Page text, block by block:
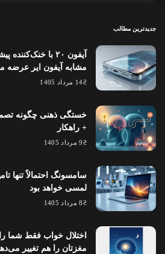
جدیدترین مطالب
آیفون ۲۰ با
مشابه آیفون ایر عرضه
14 مرداد 1405
خستگی ذهنی چگونه
+ راهکار
9 مرداد 1405
سامسونگ احتمالاً تنها
لمسی خواهد بود
8 مرداد 1405
اختلال خواب فقط شما
مغزتان را هم تغییر